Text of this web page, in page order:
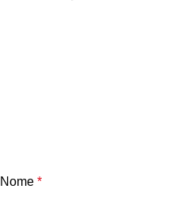
Nome *